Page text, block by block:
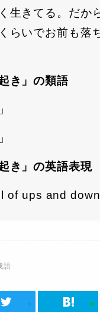
生きてる。だか
らいでお前も落
き」の類語
き」の英語表現
of ups and
語